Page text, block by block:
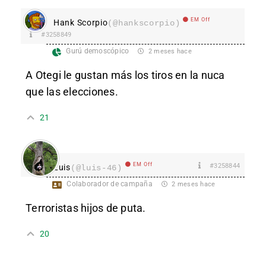
Hank Scorpio(@hankscorpio) EM Off
#3258849
Gurú demoscópico 2 meses hace
A Otegi le gustan más los tiros en la nuca
que las elecciones.
21
Luis(@luis-46) EM Off #3258844
Colaborador de campaña 2 meses hace
Terroristas hijos de puta.
20